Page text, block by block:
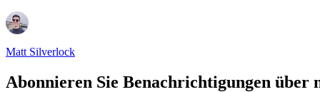
Matt Silverlock
Abonnieren Sie Benachrichtigungen über